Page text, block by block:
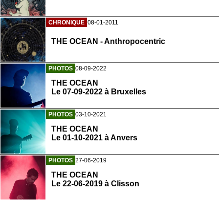
CHRONIQUE 08-01-2011
THE OCEAN - Anthropocentric
PHOTOS 08-09-2022
THE OCEAN
Le 07-09-2022 à Bruxelles
PHOTOS 03-10-2021
THE OCEAN
Le 01-10-2021 à Anvers
PHOTOS 27-06-2019
THE OCEAN
Le 22-06-2019 à Clisson